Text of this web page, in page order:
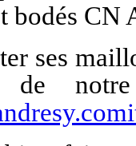
bodés CN
ses